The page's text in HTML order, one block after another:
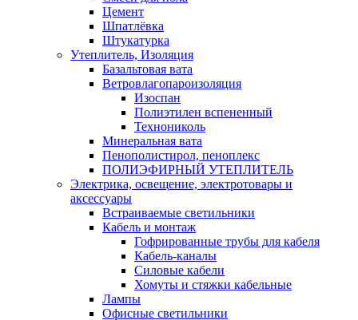
Цемент
Шпатлёвка
Штукатурка
Утеплитель, Изоляция
Базальтовая вата
Ветровлагопароизоляция
Изоспан
Полиэтилен вспененный
Технониколь
Минеральная вата
Пенополистирол, пеноплекс
ПОЛИЭФИРНЫЙ УТЕПЛИТЕЛЬ
Электрика, освещение, электротовары и
аксессуары
Встраиваемые светильники
Кабель и монтаж
Гофрированные трубы для кабеля
Кабель-каналы
Силовые кабели
Хомуты и стяжки кабельные
Лампы
Офисные светильники